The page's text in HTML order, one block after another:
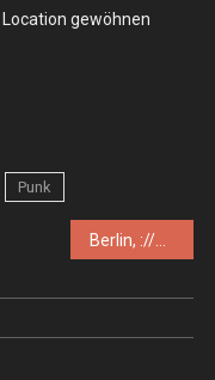
gewöhnen
Punk